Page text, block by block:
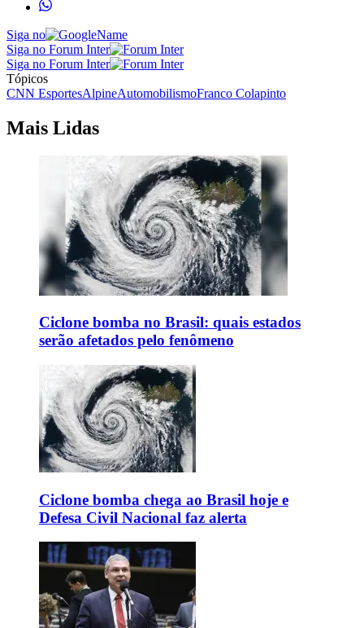
Siga no
Siga no Forum Inter
Siga no Forum Inter
Tópicos
CNN EsportesAlpineAutomobilismoFranco Colapinto
Mais Lidas
Ciclone bomba no Brasil: quais estados
serão afetados pelo fenômeno
Ciclone bomba chega ao Brasil hoje e
Defesa Civil Nacional faz alerta